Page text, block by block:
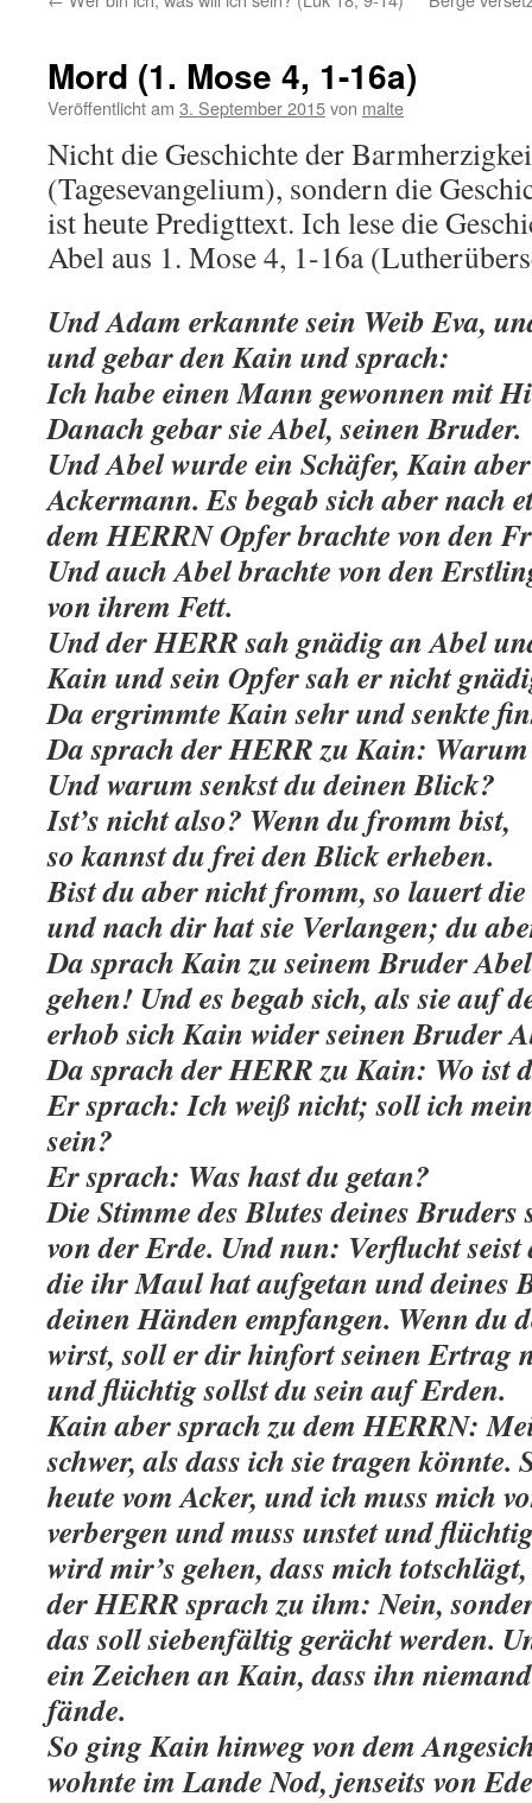
Mord (1. Mose 4, 1-16a)
Veröffentlicht am 3. September 2015von malte
Nicht die Geschichte der
(Tagesevangelium), sondern die
ist heute Predigttext. Ich lese die
Abel aus 1. Mose 4, 1-16a
Und Adam erkannte sein Weib Eva,
und gebar den Kain und sprach:
Ich habe einen Mann gewonnen mit
Danach gebar sie Abel, seinen Bruder.
Und Abel wurde ein Schäfer, Kain
Ackermann. Es begab sich aber nach
dem HERRN Opfer brachte von den
Und auch Abel brachte von den
von ihrem Fett.
Und der HERR sah gnädig an Abel
Kain und sein Opfer sah er nicht
Da ergrimmte Kain sehr und senkte
Da sprach der HERR zu Kain:
Und warum senkst du deinen Blick?
Ist’s nicht also? Wenn du fromm bist,
so kannst du frei den Blick erheben.
Bist du aber nicht fromm, so lauert
und nach dir hat sie Verlangen; du
Da sprach Kain zu seinem Bruder
gehen! Und es begab sich, als sie auf
erhob sich Kain wider seinen Bruder
Da sprach der HERR zu Kain: Wo ist
Er sprach: Ich weiß nicht; soll ich
sein?
Er sprach: Was hast du getan?
Die Stimme des Blutes deines
von der Erde. Und nun: Verflucht
die ihr Maul hat aufgetan und deines
deinen Händen empfangen. Wenn du
wirst, soll er dir hinfort seinen Ertrag
und flüchtig sollst du sein auf Erden.
Kain aber sprach zu dem HERRN:
schwer, als dass ich sie tragen könnte.
heute vom Acker, und ich muss mich
verbergen und muss unstet und
wird mir’s gehen, dass mich
der HERR sprach zu ihm: Nein,
das soll siebenfältig gerächt werden.
ein Zeichen an Kain, dass ihn
fände.
So ging Kain hinweg von dem
wohnte im Lande Nod, jenseits von